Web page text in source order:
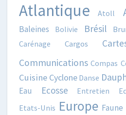
Atlantique Atoll
Baleines Bolivie Brésil
Carénage Cargos
Communications Compas
Cuisine Cyclone Danse
Eau Ecosse Entretien
Etats-Unis Europe Faune